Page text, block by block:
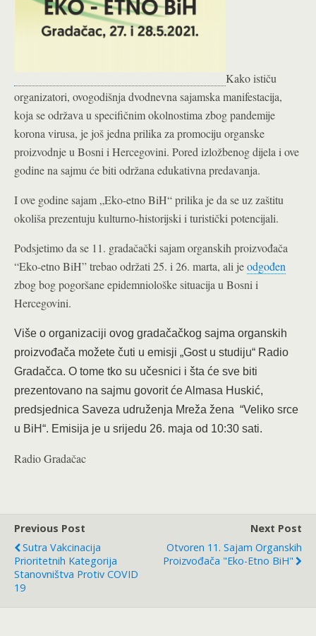
Kako ističu
organizatori, ovogodišnja dvodnevna sajamska manifestacija,
koja se održava u specifičnim okolnostima zbog pandemije
korona virusa, je još jedna prilika za promociju organske
proizvodnje u Bosni i Hercegovini. Pored izložbenog dijela i ove
godine na sajmu će biti održana edukativna predavanja.
I ove godine sajam „Eko-etno BiH“ prilika je da se uz zaštitu
okoliša prezentuju kulturno-historijski i turistički potencijali.
Podsjetimo da se 11. gradačački sajam organskih proizvođača
“Eko-etno BiH” trebao održati 25. i 26. marta, ali jeodgođen
zbog bog pogoršane epidemniološke situacija u Bosni i
Hercegovini.
Više o organizaciji ovog gradačačkog sajma organskih
proizvođača možete čuti u emisji „Gost u studiju“ Radio
Gradačca. O tome tko su učesnici i šta će sve biti
prezentovano na sajmu govorit će Almasa Huskić,
predsjednica Saveza udruženja Mreža žena “Veliko srce
u BiH“. Emisija je u srijedu 26. maja od 10:30 sati.
Radio Gradačac
Previous Post
Sutra Vakcinacija
Prioritetnih Kategorija
Stanovništva Protiv COVID
19
Next Post
Otvoren 11. Sajam Organskih
Proizvođača "Eko-Etno BiH"